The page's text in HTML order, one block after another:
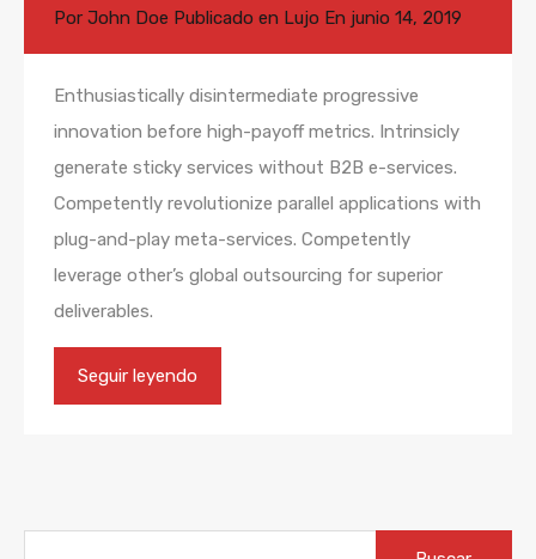
Por John Doe Publicado en Lujo En junio 14, 2019
Enthusiastically disintermediate progressive
innovation before high-payoff metrics. Intrinsicly
generate sticky services without B2B e-services.
Competently revolutionize parallel applications with
plug-and-play meta-services. Competently
leverage other’s global outsourcing for superior
deliverables.
Seguir leyendo